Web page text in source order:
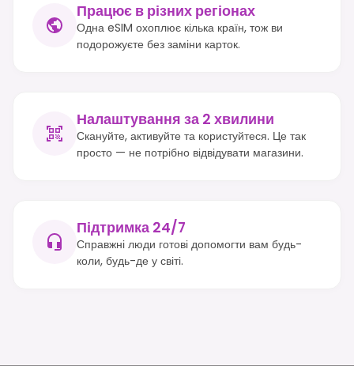
Працює в різних регіонах
Одна eSIM охоплює кілька країн, тож ви
подорожуєте без заміни карток.
Налаштування за 2 хвилини
Скануйте, активуйте та користуйтеся. Це так
просто — не потрібно відвідувати магазини.
Підтримка 24/7
Справжні люди готові допомогти вам будь-
коли, будь-де у світі.